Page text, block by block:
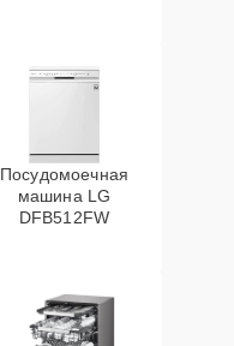
Посудомоечная
машина LG
DFB512FW